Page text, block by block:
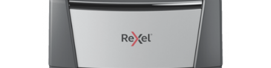
Bibliorafturi, caiete mecanice,
Capsatoare, capse si perforatoare
Caiete si blocnotesuri